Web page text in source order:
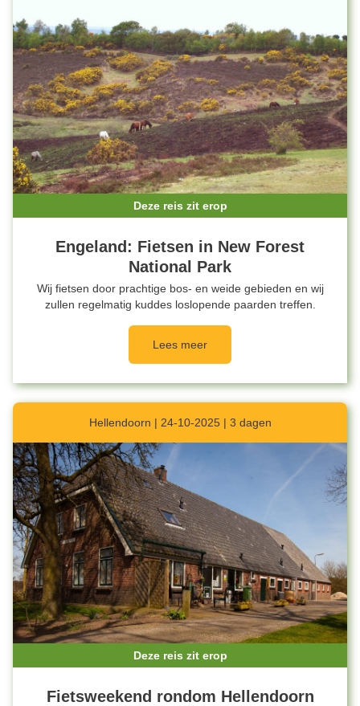
Deze reis zit erop
Engeland: Fietsen in New Forest
National Park
Wij fietsen door prachtige bos- en weide gebieden en wij
zullen regelmatig kuddes loslopende paarden treffen.
Lees meer
Hellendoorn | 24-10-2025 | 3 dagen
Deze reis zit erop
Fietsweekend rondom Hellendoorn